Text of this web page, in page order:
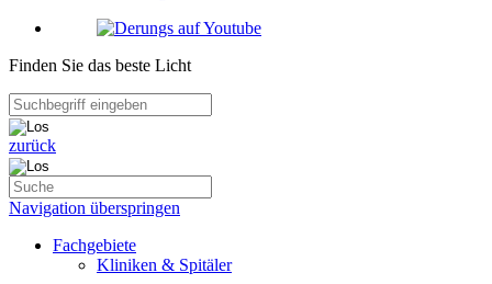
Finden Sie das beste Licht
zurück
Navigation überspringen
Fachgebiete
Kliniken & Spitäler